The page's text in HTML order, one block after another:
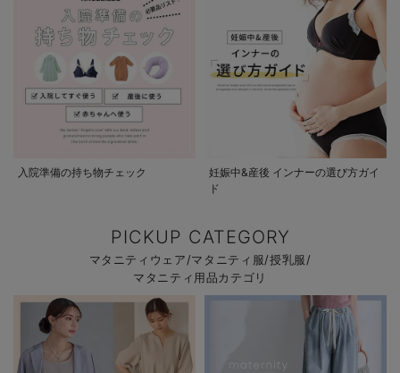
入院準備の持ち物チェック
妊娠中&産後 インナーの選び方ガイ
ド
PICKUP CATEGORY
マタニティウェア/マタニティ服/授乳服/
マタニティ用品カテゴリ